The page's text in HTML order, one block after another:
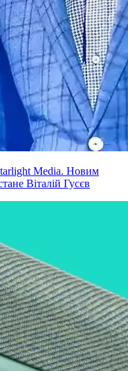
Media. Новим
Віталій Гусєв